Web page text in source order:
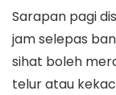
Sarapan pagi
jam selepas
sihat boleh
telur atau